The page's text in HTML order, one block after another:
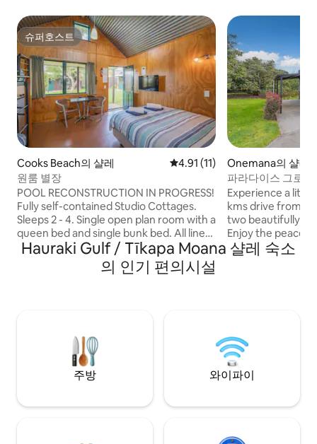
슈퍼호스트
슈퍼호스트
Cooks Beach의 샬레 평점 4.91점(5점 만점), 후기 11
4.91 (11)
원룸 별장
POOL RECONSTRUCTION IN PROGRESS!
Fully self-contained Studio Cottages.
Sleeps 2 - 4. Single open plan room with a
queen bed and single bunk bed. All linen
and towels are provided. Kitchenette
(excluding oven). Wall mounted 26" TV.
Freeview and Wifi. En-suite bathroom.
located a few minutes walk to the
beautiful Cooks Beach.
Onemana의 샬레
파라다이스 그로
Experience a little
kms drive from
two beautifully
Enjoy the
birdsong from
avocados at your
tranquil getaway.
Hauraki Gulf / Tīkapa Moana 샬레 숙소
의 인기 편의시설
주방 와이파이